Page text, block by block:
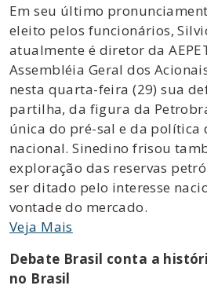
Em seu último
eleito pelos funcionários,
atualmente é diretor da
Assembléia Geral dos
nesta quarta-feira (29) sua
partilha, da figura da
única do pré-sal e da política
nacional. Sinedino frisou
exploração das reservas
ser ditado pelo interesse
vontade do mercado.
Veja Mais
Debate Brasil conta a
no Brasil